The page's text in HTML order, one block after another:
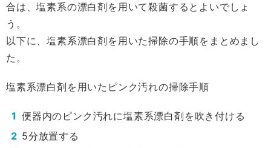
合は、塩素系の漂白剤を用いて殺菌するとよいでしょ
う。
以下に、塩素系漂白剤を用いた掃除の手順をまとめまし
た。
塩素系漂白剤を用いたピンク汚れの掃除手順
便器内のピンク汚れに塩素系漂白剤を吹き付ける
5分放置する